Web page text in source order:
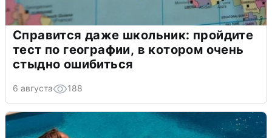
Справится даже школьник: пройдите
тест по географии, в котором очень
стыдно ошибиться
6 августа 188